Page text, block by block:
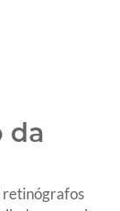
da
retinógrafos